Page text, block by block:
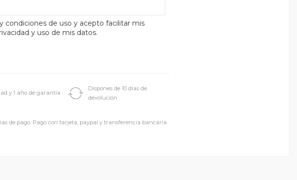
condiciones de uso y acepto facilitar mis
y uso de mis datos.
y 1 año de garantía
Dispones de 10 días de
devolución
de pago: Pago con tarjeta, paypal y transferencia bancaria